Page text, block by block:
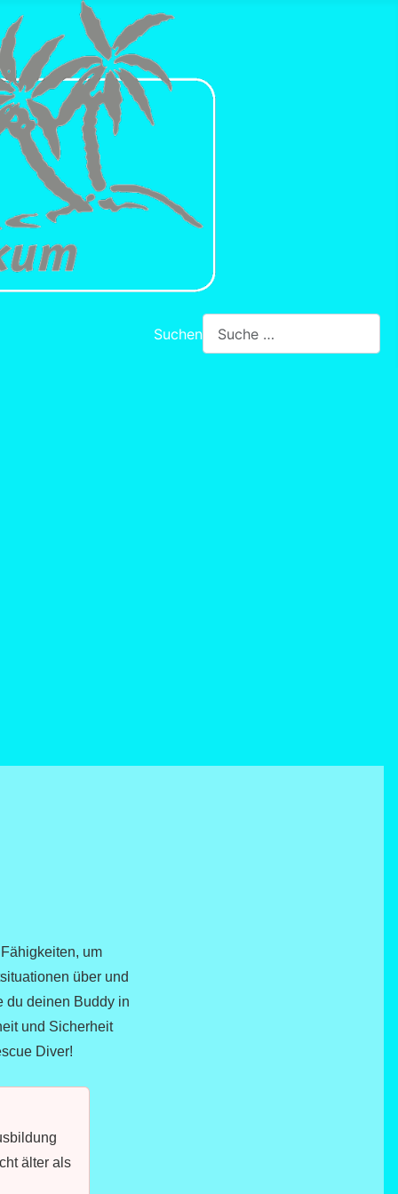
Suchen
um
über und
du deinen Buddy in
und Sicherheit
Diver!
älter als